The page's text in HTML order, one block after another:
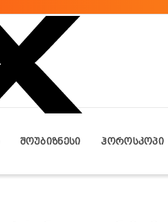
ᲨᲝᲣᲑᲘᲖᲜᲔᲡᲘ ᲰᲝᲠᲝᲡᲙᲝᲞᲘ